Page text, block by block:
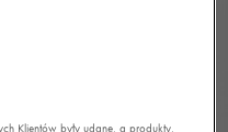
Klientów były udane, a produkty,